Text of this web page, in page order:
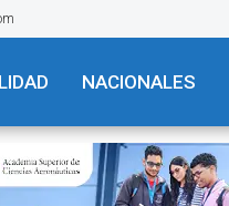
NACIONALES